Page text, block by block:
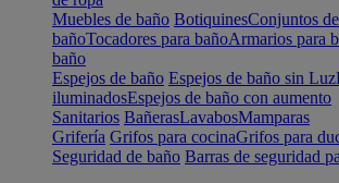
Muebles de baño BotiquinesConjuntos
bañoTocadores para bañoArmarios para
baño
Espejos de baño Espejos de baño sin Luz
iluminadosEspejos de baño con aumento
Sanitarios BañerasLavabosMamparas
Grifería Grifos para cocinaGrifos para
Seguridad de baño Barras de seguridad